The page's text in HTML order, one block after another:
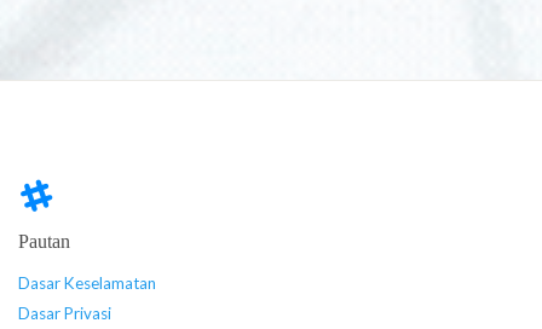
Pautan
Dasar Keselamatan
Dasar Privasi